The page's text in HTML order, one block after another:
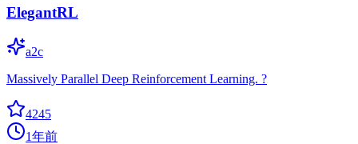
ElegantRL
a2c
Massively Parallel Deep Reinforcement Learning. ?
4245
1年前